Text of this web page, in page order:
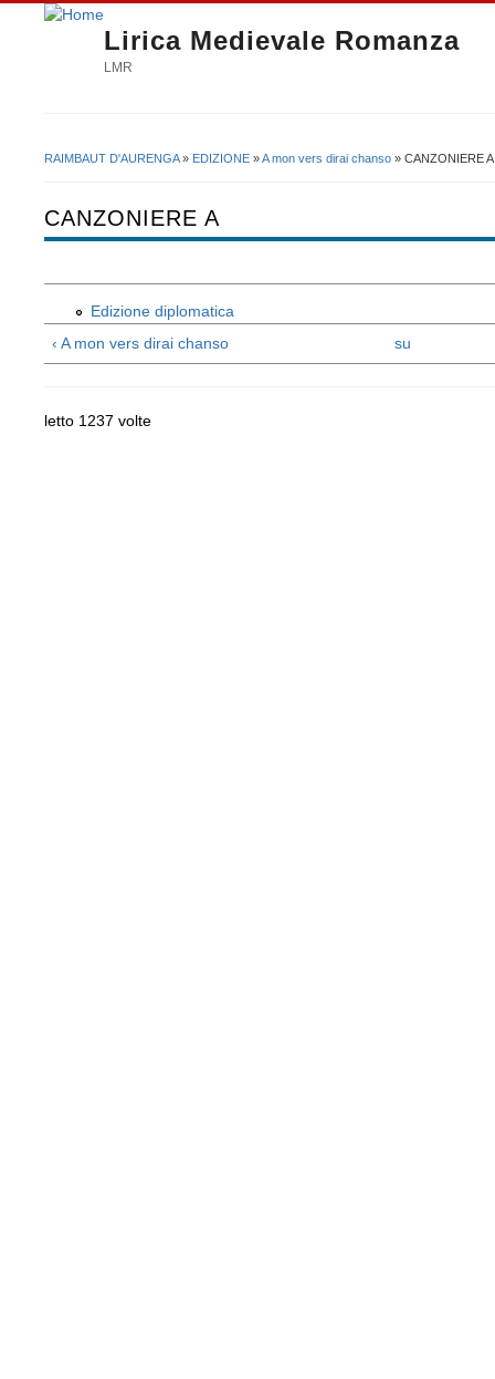
Lirica Medievale Romanza
LMR
RAIMBAUT D'AURENGA» EDIZIONE »A mon vers dirai chanso » CANZONIERE A
CANZONIERE A
Edizione diplomatica
‹ A mon vers dirai chanso
su
letto 1237 volte